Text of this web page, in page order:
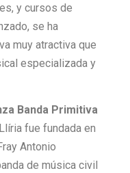
y cursos de
se ha
muy atractiva que
especializada y
Banda Primitiva
fue fundada en
Antonio
de música civil